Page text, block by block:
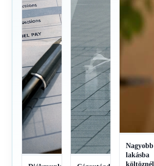
Nagyobb
lakásba
költöznél